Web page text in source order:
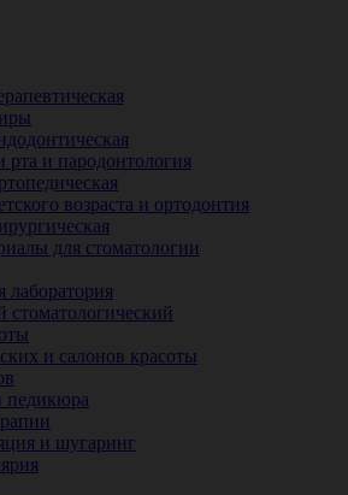
рта и пародонтология
возраста и ортодонтия
для стоматологии
лаборатория
стоматологический
и салонов красоты
педикюра
и шугаринг